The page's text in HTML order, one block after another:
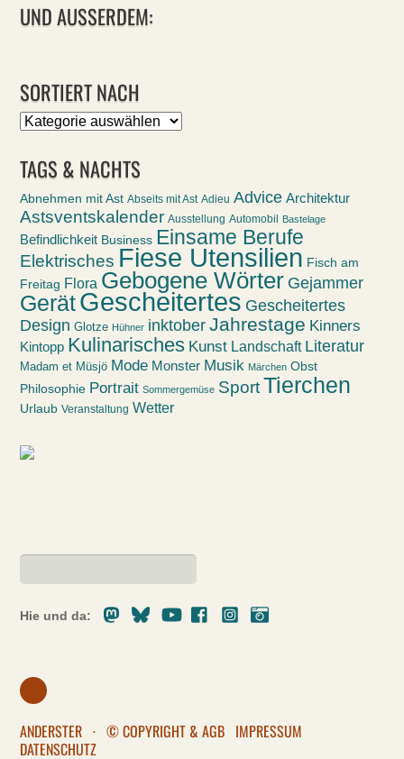
UND AUSSERDEM:
SORTIERT NACH
Sortiert
TAGS & NACHTS
Abnehmen mit Ast Abseits mit Ast Adieu Advice Architektur
Astsventskalender Ausstellung Automobil Bastelage
Befindlichkeit Business Einsame Berufe
Elektrisches Fiese Utensilien Fisch am
Freitag Flora Gebogene Wörter Gejammer
GerätGescheitertes Gescheitertes
Design Glotze Hühner inktober Jahrestage Kinners
Kintopp Kulinarisches Kunst Landschaft Literatur
Madam et Müsjö Mode Monster Musik Märchen Obst
Philosophie Portrait Sommergemüse SportTierchen
Urlaub Veranstaltung Wetter
Hie und da:
MastodonBlueskyYoutubeFacebookInstagram
ANDERSTER · © COPYRIGHT & AGB IMPRESSUM
DATENSCHUTZ